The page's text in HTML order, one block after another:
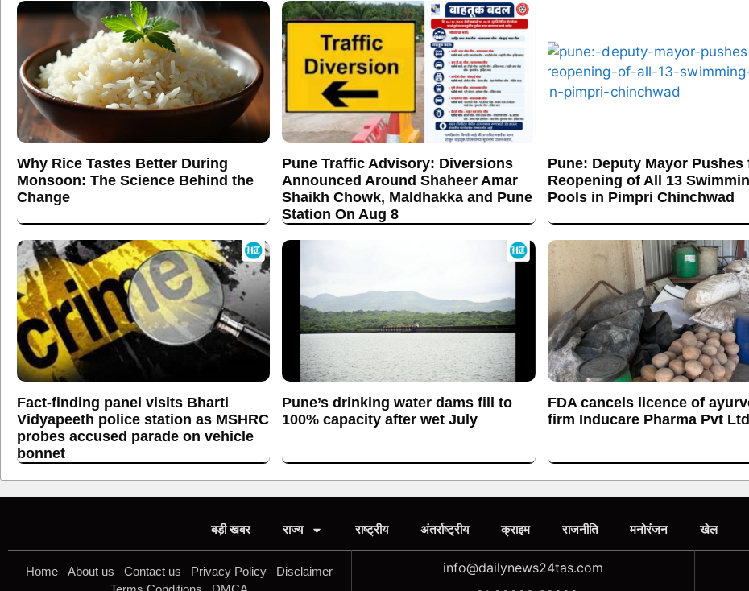
Why Rice Tastes Better During
Monsoon: The Science Behind the
Change
Pune Traffic Advisory: Diversions
Announced Around Shaheer Amar
Shaikh Chowk, Maldhakka and Pune
Station On Aug 8
Pune: Deputy Mayor Pushes
Reopening of All 13
Pools in Pimpri Chinchwad
Fact-finding panel visits Bharti
Vidyapeeth police station as MSHRC
probes accused parade on vehicle
bonnet
Pune’s drinking water dams fill to
100% capacity after wet July
FDA cancels licence of
firm Inducare Pharma Pvt Ltd
बड़ी खबर राज्य राष्ट्रीय अंतर्राष्ट्रीय क्राइम राजनीति मनोरंजन खेल
Home About us Contact us Privacy Policy
Disclaimer
info@dailynews24tas.com